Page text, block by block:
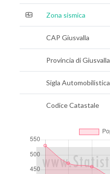
Zona sismica
CAP Giusvalla
Provincia di Giusvalla
Sigla Automobilistica
Codice Catastale